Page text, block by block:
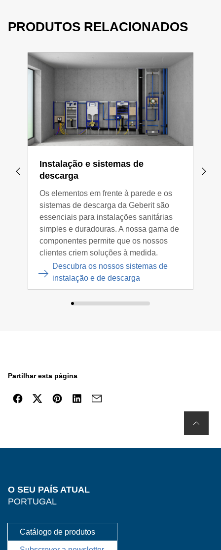
identificar produtos e modelos Geberit no local, utilizando
informações sobre os produtos, manuais de instalação e
peças de substituição.
PRODUTOS RELACIONADOS
Instalação e sistemas de
descarga
Os elementos em frente à parede e os
sistemas de descarga da Geberit são
essenciais para instalações sanitárias
simples e duradouras. A nossa gama de
componentes permite que os nossos
clientes criem soluções à medida.
Descubra os nossos sistemas de
instalação e de descarga
Partilhar esta página
O SEU PAÍS ATUAL
PORTUGAL
Catálogo de produtos